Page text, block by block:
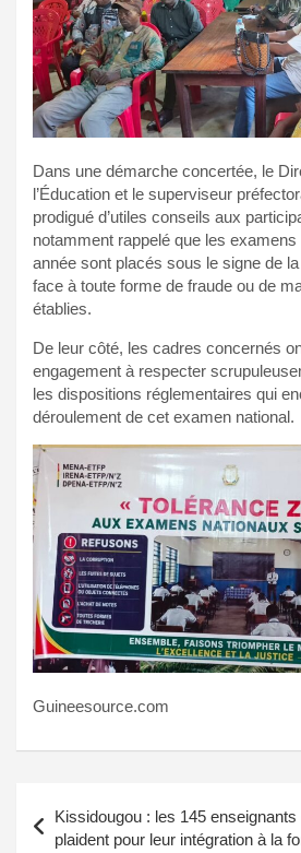
Dans une démarche concertée, le
l’Éducation et le superviseur
prodigué d’utiles conseils aux
notamment rappelé que les
année sont placés sous le signe de
face à toute forme de fraude ou de
établies.
De leur côté, les cadres concernés
engagement à respecter
les dispositions réglementaires qui
déroulement de cet examen national.
Guineesource.com
de
Kissidougou : les 145
plaident pour leur intégration à la